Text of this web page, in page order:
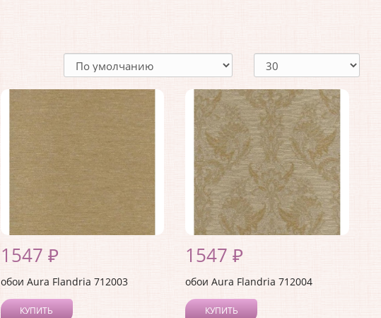
1547 ₽
обои Aura Flandria 712003
КУПИТЬ
1547 ₽
обои Aura Flandria 712004
КУПИТЬ